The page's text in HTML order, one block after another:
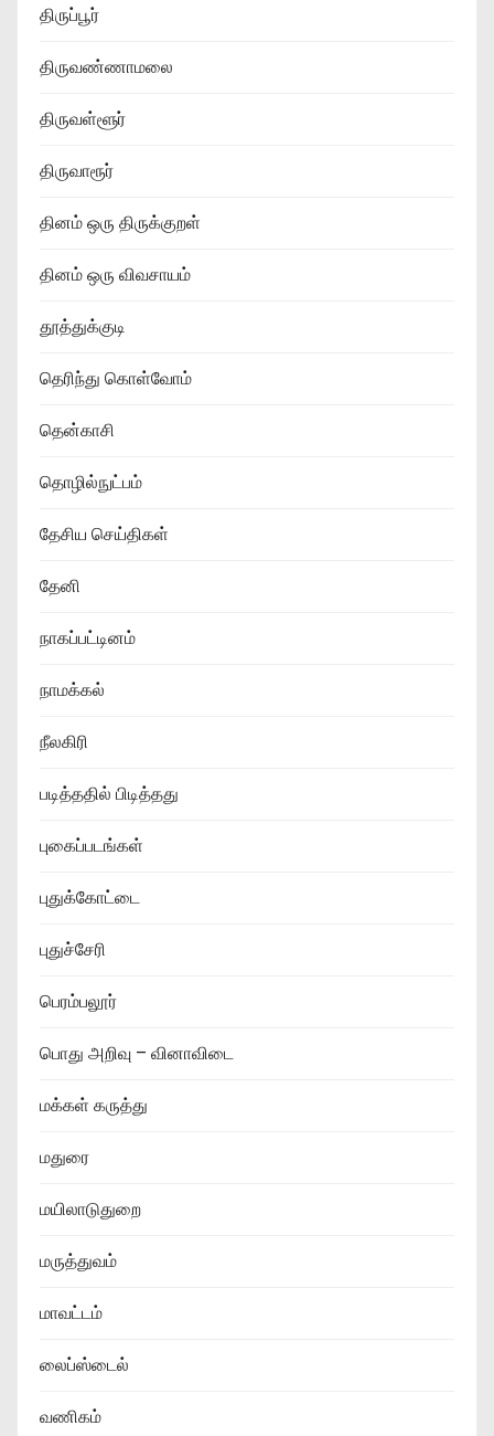
திருப்பூர்
திருவண்ணாமலை
திருவள்ளூர்
திருவாரூர்
தினம் ஒரு திருக்குறள்
தினம் ஒரு விவசாயம்
தூத்துக்குடி
தெரிந்து கொள்வோம்
தென்காசி
தொழில்நுட்பம்
தேசிய செய்திகள்
தேனி
நாகப்பட்டினம்
நாமக்கல்
நீலகிரி
படித்ததில் பிடித்தது
புகைப்படங்கள்
புதுக்கோட்டை
புதுச்சேரி
பெரம்பலூர்
பொது அறிவு – வினாவிடை
மக்கள் கருத்து
மதுரை
மயிலாடுதுறை
மருத்துவம்
மாவட்டம்
லைப்ஸ்டைல்
வணிகம்